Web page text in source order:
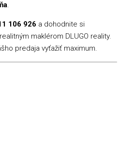
.
106 926 a dohodnite si
maklérom DLUGO reality.
predaja vyťažiť maximum.